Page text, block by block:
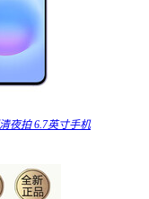
夜拍 6.7英寸手机